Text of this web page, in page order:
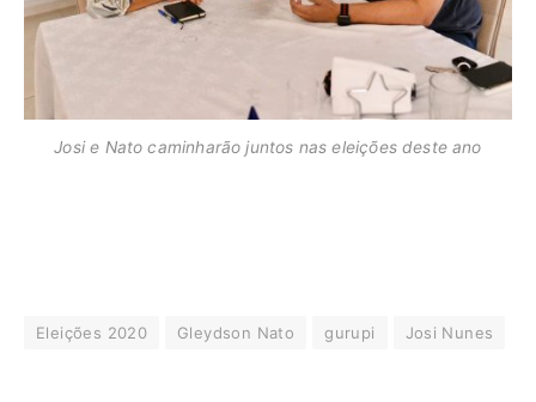
Josi e Nato caminharão juntos nas eleições deste ano
Eleições 2020 Gleydson Nato gurupi Josi Nunes